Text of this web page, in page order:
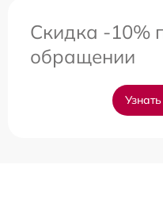
Скидка -10%
обращении